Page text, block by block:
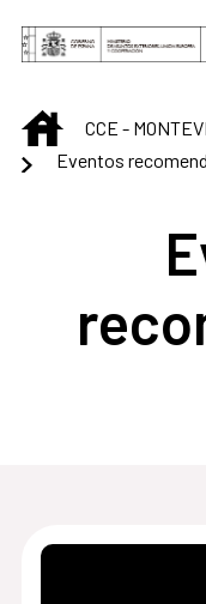
Saltar al contenido
INICIO
CCE -
Eventos